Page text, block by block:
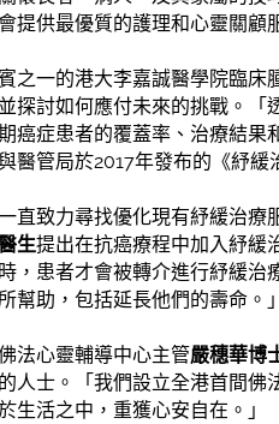
提供最優質的護理和心靈關顧
之一的港大李嘉誠醫學院臨床
探討如何應付未來的挑戰。「
癌症患者的覆蓋率、治療結果
醫管局於2017年發布的《紓緩
直致力尋找優化現有紓緩治療
生提出在抗癌療程中加入紓緩
，患者才會被轉介進行紓緩
幫助，包括延長他們的壽命。」
法心靈輔導中心主管嚴穗華博
人士。「我們設立全港首間佛
生活之中，重獲心安自在。」